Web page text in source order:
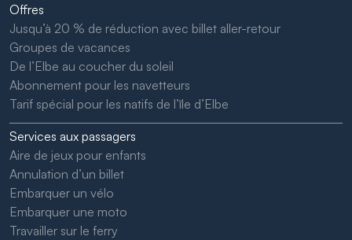
Offres
Jusqu’à 20 % de réduction avec billet aller-retour
Groupes de vacances
De l’Elbe au coucher du soleil
Abonnement pour les navetteurs
Tarif spécial pour les natifs de l’île d’Elbe
Services aux passagers
Aire de jeux pour enfants
Annulation d’un billet
Embarquer un vélo
Embarquer une moto
Travailler sur le ferry